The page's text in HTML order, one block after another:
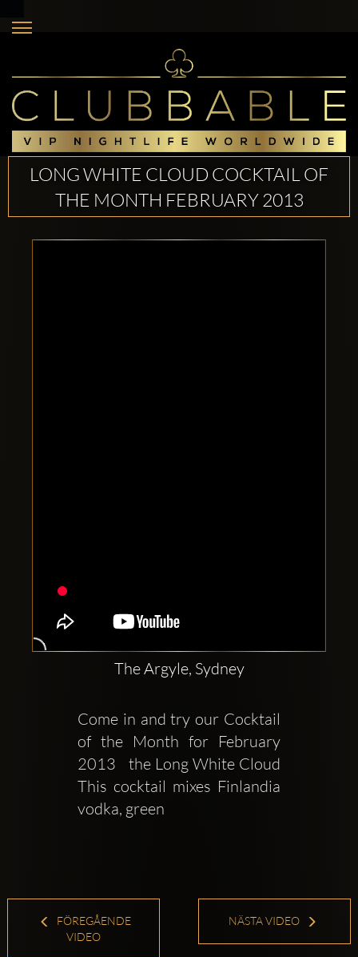
sociala
konton
LONG WHITE CLOUD COCKTAIL OF
THE MONTH FEBRUARY 2013
The Argyle, Sydney
Come in and try our Cocktail
of the Month for February
2013   the Long White Cloud
This cocktail mixes Finlandia
vodka, green
FÖREGÅENDE
VIDEO
NÄSTA VIDEO